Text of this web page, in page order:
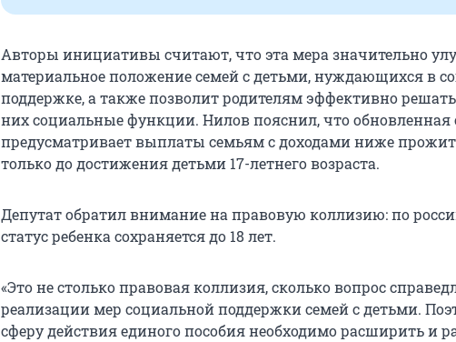
Авторы инициативы считают, что эта мера значительно
материальное положение семей с детьми, нуждающихся в
поддержке, а также позволит родителям эффективно
них социальные функции. Нилов пояснил, что обновленная
предусматривает выплаты семьям с доходами ниже
только до достижения детьми 17-летнего возраста.
Депутат обратил внимание на правовую коллизию: по
статус ребенка сохраняется до 18 лет.
«Это не столько правовая коллизия, сколько вопрос
реализации мер социальной поддержки семей с детьми.
сферу действия единого пособия необходимо расширить и